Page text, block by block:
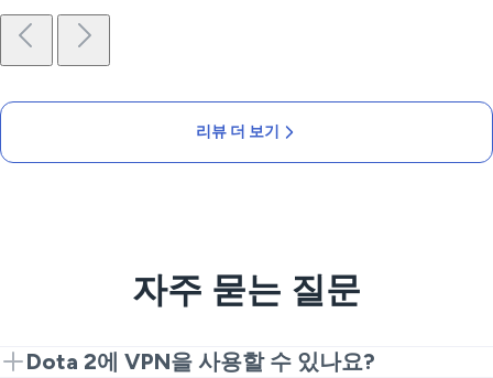
리뷰 더 보기
자주 묻는 질문
Dota 2에 VPN을 사용할 수 있나요?